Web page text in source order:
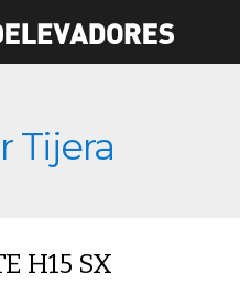
Tijera
H15 SX